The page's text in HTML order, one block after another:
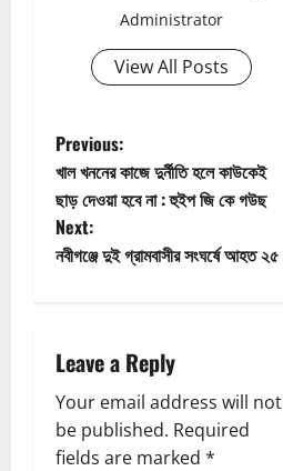
Administrator
View All Posts
P
o
s
a
v
Previous:
খাল খননের কাজে দুর্নীতি হলে কাউকেই
ছাড় দেওয়া হবে না : হুইপ জি কে গউছ
Next:
নবীগঞ্জে দুই গ্রামবাসীর সংঘর্ষে আহত ২৫
Leave a Reply
Your email address will not
be published. Required
fields are marked *